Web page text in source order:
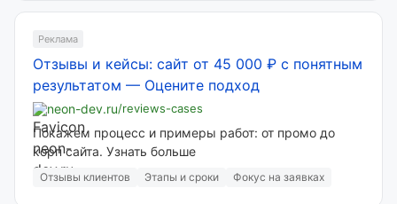
Реклама
Отзывы и кейсы: сайт от 45 000 ₽ с понятным
результатом — Оцените подход
neon-dev.ru/reviews-cases
Покажем процесс и примеры работ: от промо до
корп сайта. Узнать больше
Отзывы клиентов Этапы и сроки Фокус на заявках